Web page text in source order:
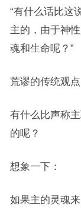
“有什么话比这
主的，由于神
魂和生命呢？”
荒谬的传统观点
有什么比声称
的呢？
想象一下：
如果主的灵魂